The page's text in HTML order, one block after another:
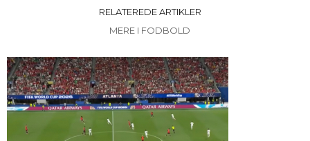
RELATEREDE ARTIKLER
MERE I FODBOLD